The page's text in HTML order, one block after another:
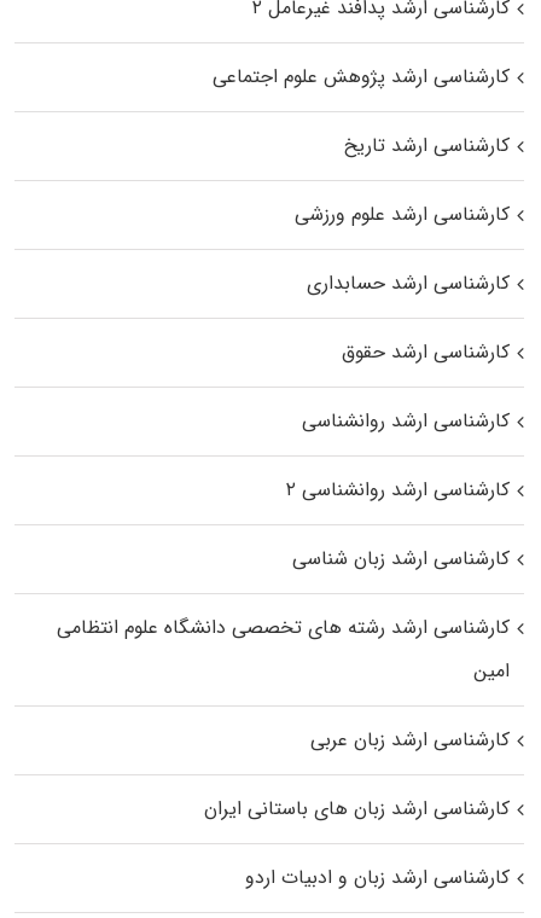
کارشناسی ارشد پدافند غیرعامل ۲
کارشناسی ارشد پژوهش علوم اجتماعی
کارشناسی ارشد تاریخ
کارشناسی ارشد علوم ورزشی
کارشناسی ارشد حسابداری
کارشناسی ارشد حقوق
کارشناسی ارشد روانشناسی
کارشناسی ارشد روانشناسی ۲
کارشناسی ارشد زبان شناسی
کارشناسی ارشد رﺷﺘﻪ ﻫﺎی تخصصی داﻧﺸﮕﺎه ﻋﻠﻮم انتظامی
اﻣﻴﻦ
کارشناسی ارشد زبان عربی
کارشناسی ارشد زبان‌ های باستانی ایران
کارشناسی ارشد زبان و ادبیات اردو